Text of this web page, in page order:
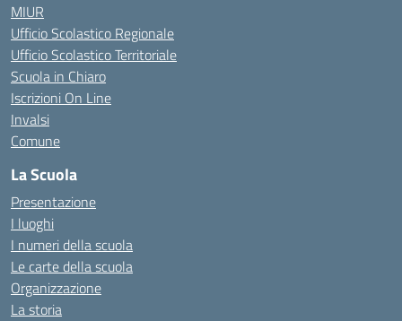
MIUR
Ufficio Scolastico Regionale
Ufficio Scolastico Territoriale
Scuola in Chiaro
Iscrizioni On Line
Invalsi
Comune
La Scuola
Presentazione
I luoghi
I numeri della scuola
Le carte della scuola
Organizzazione
La storia